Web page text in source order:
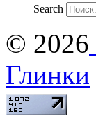
Search
© 2026
Глинки